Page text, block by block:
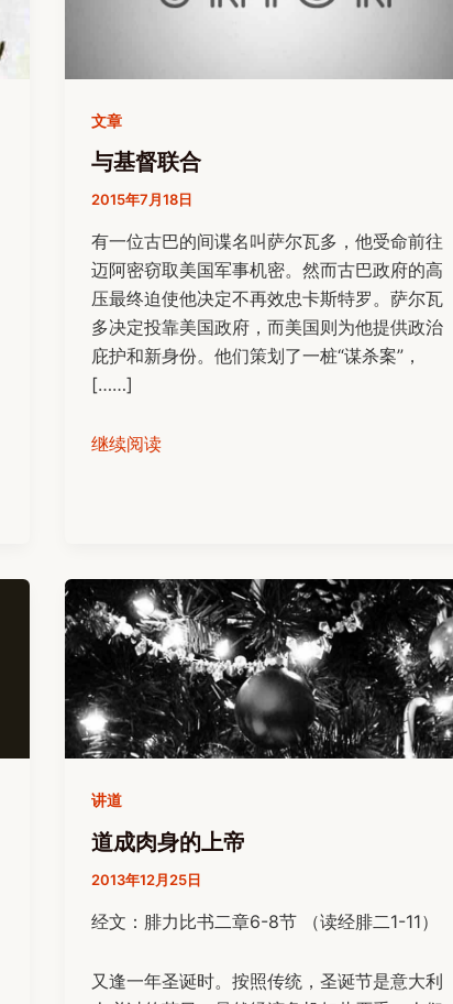
文章
与基督联合
2015年7月18日
有一位古巴的间谍名叫萨尔瓦多，他受命前往
迈阿密窃取美国军事机密。然而古巴政府的高
压最终迫使他决定不再效忠卡斯特罗。萨尔瓦
多决定投靠美国政府，而美国则为他提供政治
庇护和新身份。他们策划了一桩“谋杀案”，
[……]
继续阅读
讲道
道成肉身的上帝
2013年12月25日
经文：腓力比书二章6-8节 （读经腓二1-11）
又逢一年圣诞时。按照传统，圣诞节是意大利